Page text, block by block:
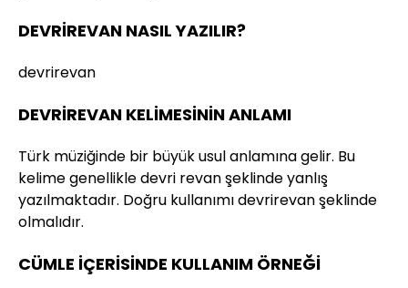
DEVRİREVAN NASIL YAZILIR?
devrirevan
DEVRİREVAN KELİMESİNİN ANLAMI
Türk müziğinde bir büyük usul anlamına gelir. Bu
kelime genellikle devri revan şeklinde yanlış
yazılmaktadır. Doğru kullanımı devrirevan şeklinde
olmalıdır.
CÜMLE İÇERİSİNDE KULLANIM ÖRNEĞİ